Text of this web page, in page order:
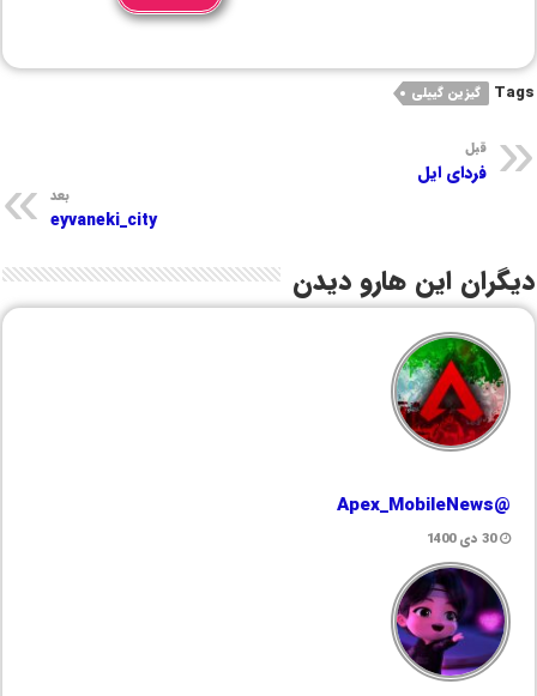
Tags گیزین گییلی
قبل
فردای ایل
بعد
eyvaneki_city
دیگران این هارو دیدن
@Apex_MobileNews
30 دی 1400